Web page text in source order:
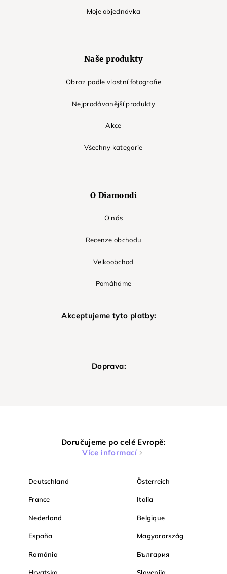
Moje objednávka
Naše produkty
Obraz podle vlastní fotografie
Nejprodávanější produkty
Akce
Všechny kategorie
O Diamondi
O nás
Recenze obchodu
Velkoobchod
Pomáháme
Akceptujeme tyto platby:
Doprava:
Doručujeme po celé Evropě:
Více informací
Deutschland Österreich
France Italia
Nederland Belgique
España Magyarország
România България
Hrvatska Slovenija